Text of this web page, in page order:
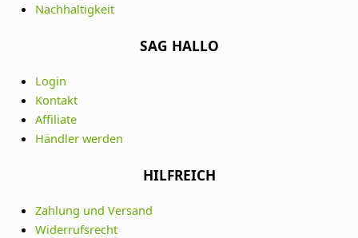
Nachhaltigkeit
SAG HALLO
Login
Kontakt
Affiliate
Händler werden
HILFREICH
Zahlung und Versand
Widerrufsrecht